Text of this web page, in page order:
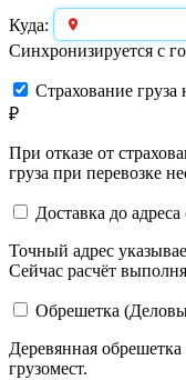
Куда:
Синхронизируется с
Страхование груза
₽
При отказе от
груза при перевозке
Доставка до
Точный адрес
Сейчас расчёт
Обрешетка
Деревянная
грузомест.